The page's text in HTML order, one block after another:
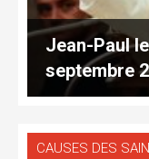
Jean-Paul
septembre
CAUSES DES